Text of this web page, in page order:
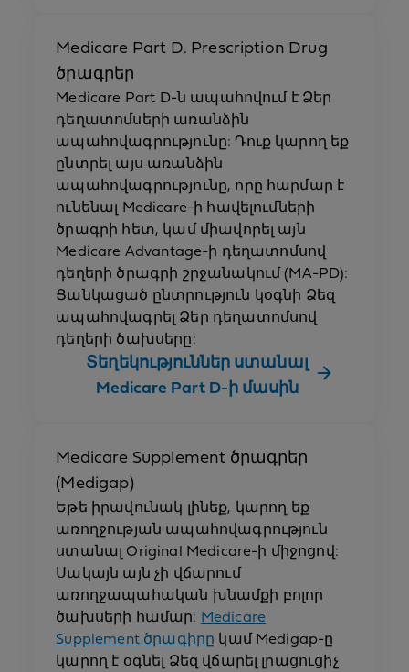
Medicare Part D. Prescription Drug
ծրագրեր
Medicare Part D-ն ապահովում է Ձեր
դեղատոմսերի առանձին
ապահովագրությունը: Դուք կարող եք
ընտրել այս առանձին
ապահովագրությունը, որը հարմար է
ունենալ Medicare-ի հավելումների
ծրագրի հետ, կամ միավորել այն
Medicare Advantage-ի դեղատոմսով
դեղերի ծրագրի շրջանակում (MA-PD):
Ցանկացած ընտրություն կօգնի Ձեզ
ապահովագրել Ձեր դեղատոմսով
դեղերի ծախսերը:
Տեղեկություններ ստանալ
Medicare Part D-ի մասին
Medicare Supplement ծրագրեր
(Medigap)
Եթե իրավունակ լինեք, կարող եք
առողջության ապահովագրություն
ստանալ Original Medicare-ի միջոցով:
Սակայն այն չի վճարում
առողջապահական խնամքի բոլոր
ծախսերի համար: Medicare
Supplement ծրագիրը կամ Medigap-ը
կարող է օգնել Ձեզ վճարել լրացուցիչ